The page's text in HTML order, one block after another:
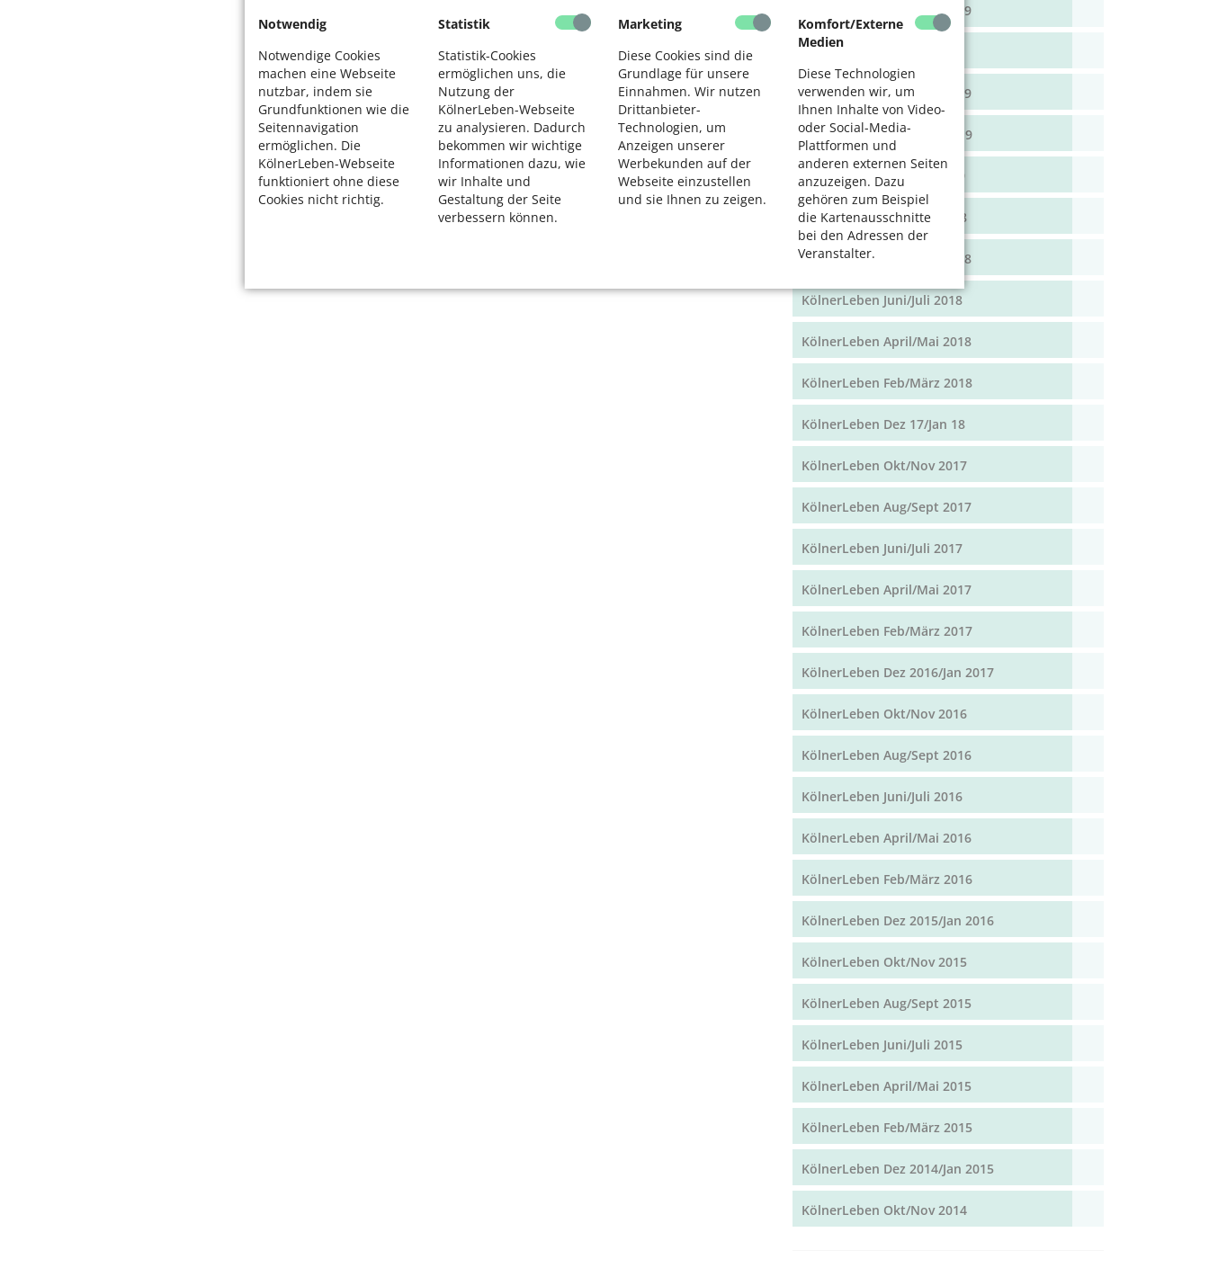
Notwendig
Notwendige Cookies
machen eine Webseite
nutzbar, indem sie
Grundfunktionen wie die
Seitennavigation
ermöglichen. Die
KölnerLeben-Webseite
funktioniert ohne diese
Cookies nicht richtig.
Statistik
Statistik-Cookies
ermöglichen uns, die
Nutzung der
KölnerLeben-Webseite
zu analysieren. Dadurch
bekommen wir wichtige
Informationen dazu, wie
wir Inhalte und
Gestaltung der Seite
verbessern können.
Marketing
Diese Cookies sind die
Grundlage für unsere
Einnahmen. Wir nutzen
Drittanbieter-
Technologien, um
Anzeigen unserer
Werbekunden auf der
Webseite einzustellen
und sie Ihnen zu zeigen.
Komfort/Externe
Medien
Diese Technologien
verwenden wir, um
Ihnen Inhalte von Video-
oder Social-Media-
Plattformen und
anderen externen Seiten
anzuzeigen. Dazu
gehören zum Beispiel
die Kartenausschnitte
bei den Adressen der
Veranstalter.
KölnerLeben Aug/Sept 2019
KölnerLeben Juni/Juli 2019
KölnerLeben April/Mai 2019
KölnerLeben Feb/März 2019
KölnerLeben Dez 18/Jan 19
KölnerLeben Okt/Nov 2018
KölnerLeben Aug/Sept 2018
KölnerLeben Juni/Juli 2018
KölnerLeben April/Mai 2018
KölnerLeben Feb/März 2018
KölnerLeben Dez 17/Jan 18
KölnerLeben Okt/Nov 2017
KölnerLeben Aug/Sept 2017
KölnerLeben Juni/Juli 2017
KölnerLeben April/Mai 2017
KölnerLeben Feb/März 2017
KölnerLeben Dez 2016/Jan 2017
KölnerLeben Okt/Nov 2016
KölnerLeben Aug/Sept 2016
KölnerLeben Juni/Juli 2016
KölnerLeben April/Mai 2016
KölnerLeben Feb/März 2016
KölnerLeben Dez 2015/Jan 2016
KölnerLeben Okt/Nov 2015
KölnerLeben Aug/Sept 2015
KölnerLeben Juni/Juli 2015
KölnerLeben April/Mai 2015
KölnerLeben Feb/März 2015
KölnerLeben Dez 2014/Jan 2015
KölnerLeben Okt/Nov 2014